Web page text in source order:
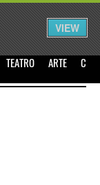
Iniciar Sessão
TEATRO ARTE
VIEW